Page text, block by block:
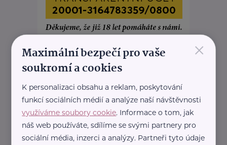
Související články
×
Maximální bezpečí pro vaše
soukromí a cookies
K personalizaci obsahu a reklam, poskytování
funkcí sociálních médií a analýze naší návštěvnosti
využíváme soubory cookie. Informace o tom, jak
náš web používáte, sdílíme se svými partnery pro
sociální média, inzerci a analýzy. Partneři tyto údaje